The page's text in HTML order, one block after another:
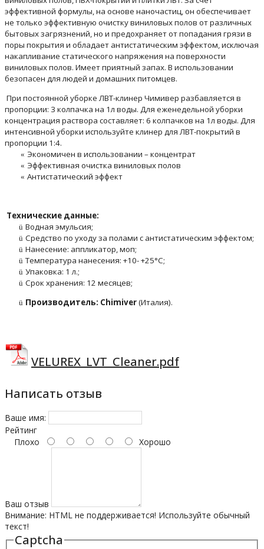
эффективной формулы, на основе наночастиц, он обеспечивает
не только эффективную очистку виниловых полов от различных
бытовых загрязнений, но и предохраняет от попадания грязи в
поры покрытия и обладает антистатическим эффектом, исключая
накапливание статического напряжения на поверхности
виниловых полов. Имеет приятный запах. В использовании
безопасен для людей и домашних питомцев.
При постоянной уборке ЛВТ-клинер Чимивер разбавляется в
пропорции: 3 колпачка на 1л воды. Для еженедельной уборки
концентрация раствора составляет: 6 колпачков на 1л воды. Для
интенсивной уборки используйте клинер для ЛВТ-покрытий в
пропорции 1:4.
« Экономичен в использовании –концентрат
« Эффективная очистка виниловых полов
« Антистатический эффект
Технические данные:
ü Водная эмульсия;
ü Средство по уходу за полами с антистатическим эффектом;
ü Нанесение: аппликатор, моп;
ü Температура нанесения: +10- +25°С;
ü Упаковка: 1 л.;
ü Срок хранения: 12 месяцев;
ü Производитель: Chimiver(Италия).
VELUREX_LVT_Cleaner.pdf
Написать отзыв
Ваше имя:
Рейтинг
Плохо
Хорошо
Ваш отзыв
Внимание: HTML не поддерживается! Используйте обычный
текст!
Captcha